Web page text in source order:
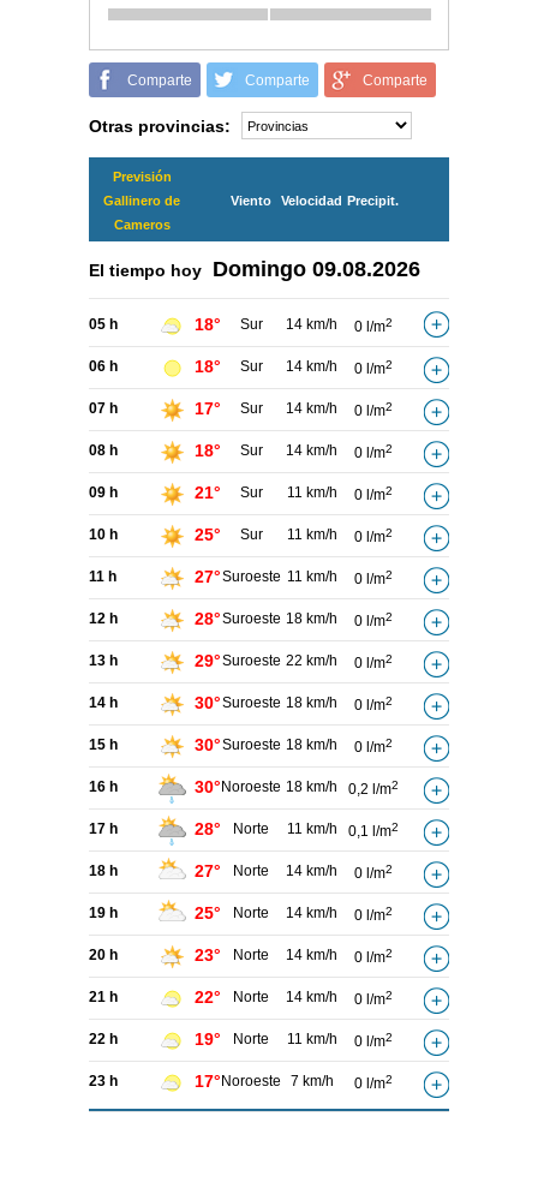
Comparte Comparte Comparte
Otras provincias:
Previsión
Gallinero de
Cameros
Viento Velocidad Precipit.
El tiempo hoy Domingo 09.08.2026
05 h 18° Sur 14 km/h 0 l/m2
06 h 18° Sur 14 km/h 0 l/m2
07 h 17° Sur 14 km/h 0 l/m2
08 h 18° Sur 14 km/h 0 l/m2
09 h 21° Sur 11 km/h 0 l/m2
10 h 25° Sur 11 km/h 0 l/m2
11 h 27°Suroeste 11 km/h 0 l/m2
12 h 28°Suroeste 18 km/h 0 l/m2
13 h 29°Suroeste 22 km/h 0 l/m2
14 h 30°Suroeste 18 km/h 0 l/m2
15 h 30°Suroeste 18 km/h 0 l/m2
16 h 30° Noroeste 18 km/h 0,2 l/m2
17 h 28° Norte 11 km/h 0,1 l/m2
18 h 27° Norte 14 km/h 0 l/m2
19 h 25° Norte 14 km/h 0 l/m2
20 h 23° Norte 14 km/h 0 l/m2
21 h 22° Norte 14 km/h 0 l/m2
22 h 19° Norte 11 km/h 0 l/m2
23 h 17° Noroeste 7 km/h 0 l/m2